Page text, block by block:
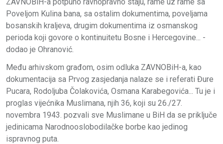
Poveljom Kulina bana, sa ostalim dokumentima, poveljama
bosanskih kraljeva, drugim dokumentima iz osmanskog
perioda koji govore o kontinuitetu Bosne i Hercegovine... -
dodao je Ohranović.
Među arhivskom građom, osim odluka ZAVNOBiH-a, kao
dokumentacija sa Prvog zasjedanja nalaze se i referati Đure
Pucara, Rodoljuba Čolakovića, Osmana Karabegovića... Tu je i
proglas vijećnika Muslimana, njih 36, koji su 26./27.
novembra 1943. pozvali sve Muslimane u BiH da se priključe
jedinicama Narodnooslobodilačke borbe kao jedinog
ispravnog puta.